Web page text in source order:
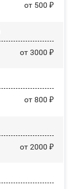
от 500 ₽
от 3000 ₽
от 800 ₽
от 2000 ₽